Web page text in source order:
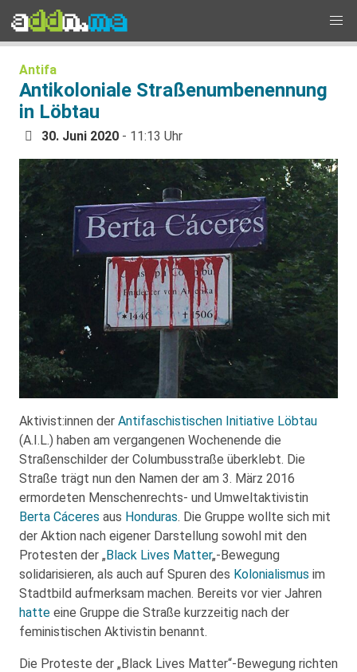
Antifa
Antikoloniale Straßenumbenennung
in Löbtau
30. Juni 2020 - 11:13 Uhr
Aktivist:innen der Antifaschistischen Initiative Löbtau
(A.I.L.) haben am vergangenen Wochenende die
Straßenschilder der Columbusstraße überklebt. Die
Straße trägt nun den Namen der am 3. März 2016
ermordeten Menschenrechts- und Umweltaktivistin
Berta Cáceres aus Honduras. Die Gruppe wollte sich mit
der Aktion nach eigener Darstellung sowohl mit den
Protesten der „Black Lives Matter„-Bewegung
solidarisieren, als auch auf Spuren des Kolonialismus im
Stadtbild aufmerksam machen. Bereits vor vier Jahren
hatte eine Gruppe die Straße kurzzeitig nach der
feministischen Aktivistin benannt.
Die Proteste der „Black Lives Matter“-Bewegung richten